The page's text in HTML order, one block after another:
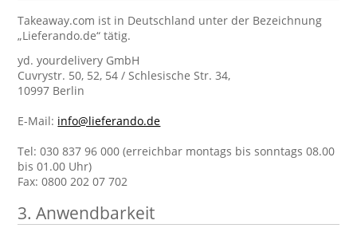
Takeaway.com ist in Deutschland unter der Bezeichnung
„Lieferando.de“ tätig.
yd. yourdelivery GmbH
Cuvrystr. 50, 52, 54 / Schlesische Str. 34,
10997 Berlin
E-Mail: info@lieferando.de
Tel: 030 837 96 000 (erreichbar montags bis sonntags 08.00
bis 01.00 Uhr)
Fax: 0800 202 07 702
3. Anwendbarkeit